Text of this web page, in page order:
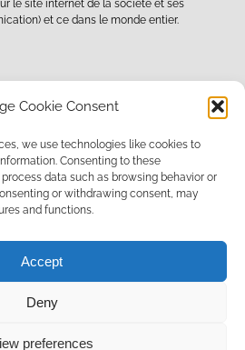
Cookie Consent
we use technologies like cookies to
Consenting to these
data such as browsing behavior or
or withdrawing consent, may
and functions.
Accept
Deny
preferences
le site internet de la société et ses
et ce dans le monde entier.